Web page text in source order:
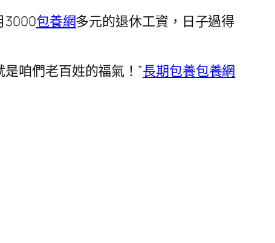
3000包養網多元的退休工資，日子過得
咱們老百姓的福氣！”長期包養包養網